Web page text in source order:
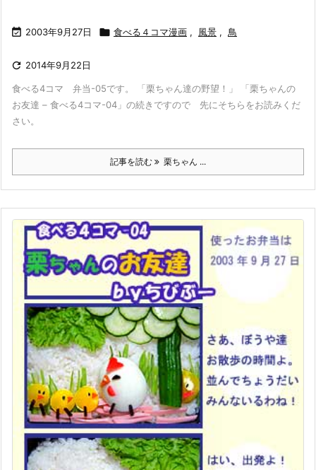
 2003年9月27日  食べる４コマ漫画 , 風景 , 鳥
 2014年9月22日
食べる4コマ 弁当-05です。 「栗ちゃん達の野望！」 「栗ちゃんの
お友達 – 食べる4コマ-04」の続きですので 先にそちらをお読みくだ
さい。
記事を読む 栗ちゃん ...